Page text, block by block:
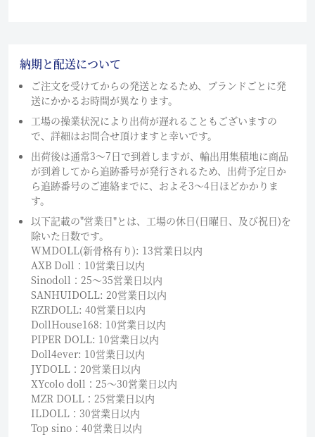
納期と配送について
ご注文を受けてからの発送となるため、ブランドごとに発
送にかかるお時間が異なります。
工場の操業状況により出荷が遅れることもございますの
で、詳細はお問合せ頂けますと幸いです。
出荷後は通常3～7日で到着しますが、輸出用集積地に商品
が到着してから追跡番号が発行されるため、出荷予定日か
ら追跡番号のご連絡までに、およそ3〜4日ほどかかりま
す。
以下記載の"営業日"とは、工場の休日(日曜日、及び祝日)を
除いた日数です。
WMDOLL(新骨格有り): 13営業日以内
AXB Doll：10営業日以内
Sinodoll：25〜35営業日以内
SANHUIDOLL: 20営業日以内
RZRDOLL: 40営業日以内
DollHouse168: 10営業日以内
PIPER DOLL: 10営業日以内
Doll4ever: 10営業日以内
JYDOLL：20営業日以内
XYcolo doll：25〜30営業日以内
MZR DOLL：25営業日以内
ILDOLL：30営業日以内
Top sino：40営業日以内